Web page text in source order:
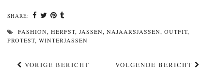
SHARE:
FASHION, HERFST, JASSEN, NAJAARSJASSEN, OUTFIT,
PROTEST, WINTERJASSEN
VORIGE BERICHT
VOLGENDE BERICHT